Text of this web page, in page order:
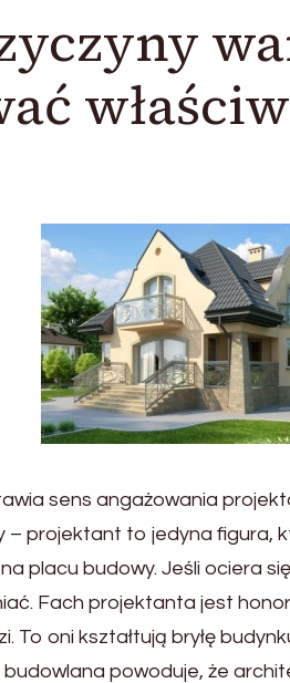
sens angażowania
– projektant to jedyna figura,
placu budowy. Jeśli ociera
Fach projektanta jest
oni kształtują bryłę
powoduje, że